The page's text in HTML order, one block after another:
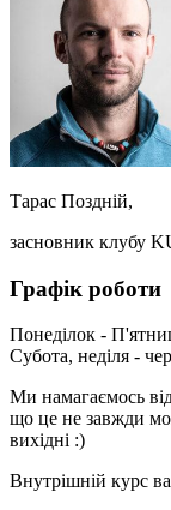
Тарас Поздній,
засновник клубу
Графік роботи
Понеділок -
Субота, неділя -
Ми намагаємось
що це не завжди
вихідні :)
Внутрішній курс